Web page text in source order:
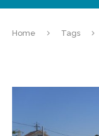
Home Tags